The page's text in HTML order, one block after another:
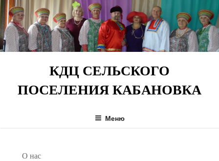
Перейти
к
содержимому
КДЦ СЕЛЬСКОГО
ПОСЕЛЕНИЯ КАБАНОВКА
Меню
О нас